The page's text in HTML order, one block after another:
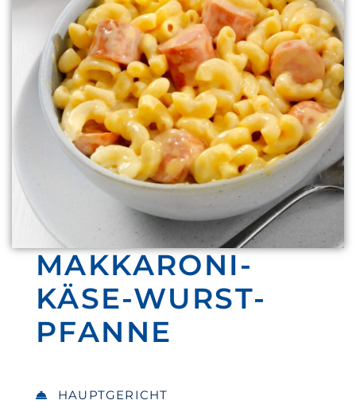
MAKKARONI-
KÄSE-WURST-
PFANNE
HAUPTGERICHT